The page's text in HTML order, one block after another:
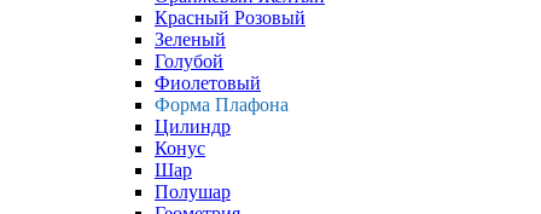
Красный Розовый
Зеленый
Голубой
Фиолетовый
Форма Плафона
Цилиндр
Конус
Шар
Полушар